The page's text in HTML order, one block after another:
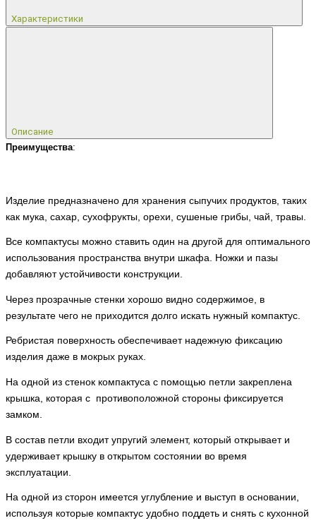
Характеристики
Описание
Преимущества:
Изделие предназначено для хранения сыпучих продуктов, таких
как мука, сахар, сухофрукты, орехи, сушеные грибы, чай, травы.
Все компактусы можно ставить один на другой для оптимального
использования пространства внутри шкафа. Ножки и пазы
добавляют устойчивости конструкции.
Через прозрачные стенки хорошо видно содержимое, в
результате чего не приходится долго искать нужный компактус.
Ребристая поверхность обеспечивает надежную фиксацию
изделия даже в мокрых руках.
На одной из стенок компактуса с помощью петли закреплена
крышка, которая с противоположной стороны фиксируется
замком.
В состав петли входит упругий элемент, который открывает и
удерживает крышку в открытом состоянии во время
эксплуатации.
На одной из сторон имеется углубление и выступ в основании,
используя которые компактус удобно поддеть и снять с кухонной